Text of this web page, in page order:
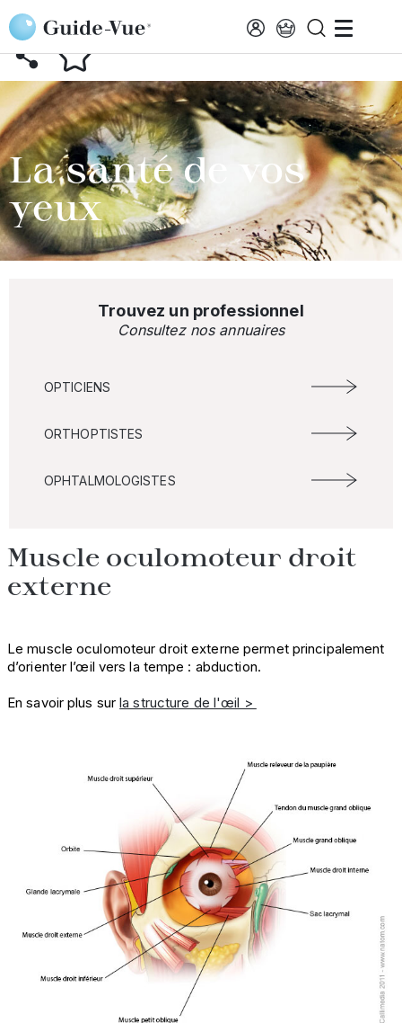
Aller au contenu principal
RETOUR AU GLOSSAIRE
La santé de vos
yeux
Trouvez un professionnel
Consultez nos annuaires
OPTICIENS
ORTHOPTISTES
OPHTALMOLOGISTES
Muscle oculomoteur droit
externe
Le muscle oculomoteur droit externe permet principalement
d’orienter l’œil vers la tempe : abduction.
En savoir plus surla structure de l'œil >